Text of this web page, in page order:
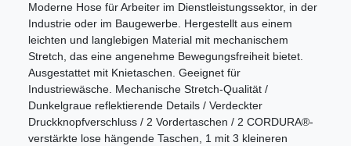
Moderne Hose für Arbeiter im Dienstleistungssektor, in der
Industrie oder im Baugewerbe. Hergestellt aus einem
leichten und langlebigen Material mit mechanischem
Stretch, das eine angenehme Bewegungsfreiheit bietet.
Ausgestattet mit Knietaschen. Geeignet für
Industriewäsche. Mechanische Stretch-Qualität /
Dunkelgraue reflektierende Details / Verdeckter
Druckknopfverschluss / 2 Vordertaschen / 2 CORDURA®-
verstärkte lose hängende Taschen, 1 mit 3 kleineren